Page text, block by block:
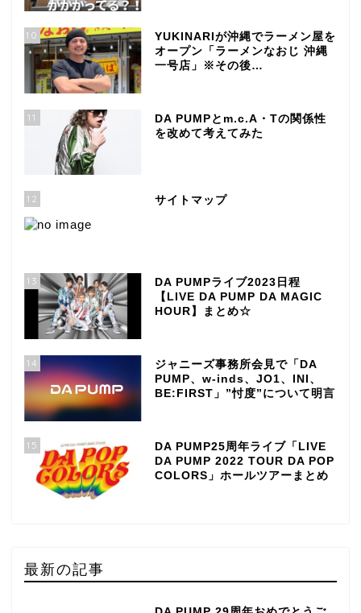
10
YUKINARIが沖縄でラーメン屋を
オープン「ラーメンなおじ 沖縄
一号店」※その後…
11
DA PUMPとm.c.A・Tの関係性
を改めて考えてみた
12 サイトマップ
13
DA PUMPライブ2023日程
【LIVE DA PUMP DA MAGIC
HOUR】まとめ☆
14
ジャニーズ事務所会見で「DA
PUMP、w-inds、JO1、INI、
BE:FIRST」”忖度”について明言
15
DA PUMP25周年ライブ「LIVE
DA PUMP 2022 TOUR DA POP
COLORS」ホールツアーまとめ
最新の記事